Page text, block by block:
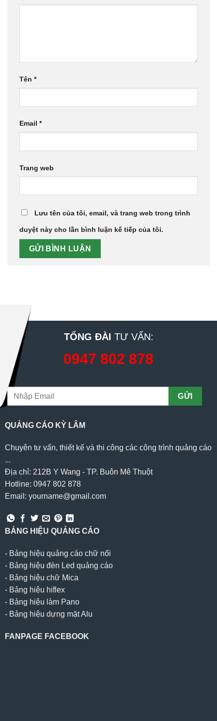
Tên *
Email *
Trang web
Lưu tên của tôi, email, và trang web trong trình
duyệt này cho lần bình luận kế tiếp của tôi.
TỔNG ĐÀI TƯ VẤN:
0947 802 878
QUẢNG CÁO KỲ LÂM
Chuyên tư vấn, thiết kế và thi công các công trình quảng cáo
...
Địa chỉ: 212B Y Wang - TP. Buôn Mê Thuột
Hotline: 0947 802 878
Email: yourname@gmail.com
BẢNG HIỆU QUẢNG CÁO
- Bảng hiệu quảng cáo chữ nổi
- Bảng hiệu đèn Led quảng cáo
- Bảng hiệu chữ Mica
- Bảng hiệu hiflex
- Bảng hiệu làm Pano
- Bảng hiệu dựng mặt Alu
FANPAGE FACEBOOK